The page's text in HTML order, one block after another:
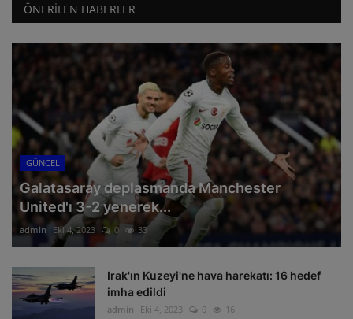
ÖNERILEN HABERLER
GÜNCEL
Galatasaray deplasmanda Manchester
United'ı 3-2 yenerek...
admin Eki 4, 2023 0 33
Irak'ın Kuzeyi'ne hava harekatı: 16 hedef
imha edildi
admin Eki 4, 2023 0 16